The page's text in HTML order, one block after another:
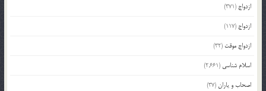
ازدواج (371)
ازدواج (117)
ازدواج موقت (32)
اسلام شناسی (2,661)
اصحاب و یاران(37)